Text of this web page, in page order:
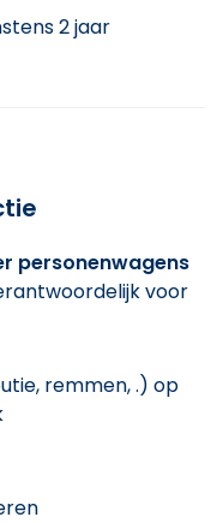
2 jaar
personenwagens
voor
remmen, .) op